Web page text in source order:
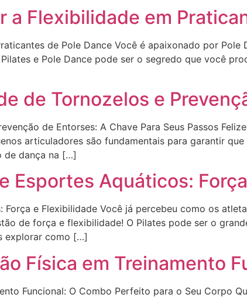
a Flexibilidade em
de Pole Dance Você é apaixonado por
e Pole Dance pode ser o segredo que você
de Tornozelos e
de Entorses: A Chave Para Seus Passos
articuladores são fundamentais para garantir
de dança na […]
Esportes Aquáticos:
e Flexibilidade Você já percebeu como os
de força e flexibilidade! O Pilates pode ser o
explorar como […]
Física em Treinamento
Funcional: O Combo Perfeito para o Seu Corpo